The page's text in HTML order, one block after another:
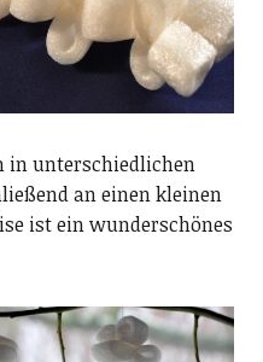
in unterschiedlichen
an einen kleinen
ist ein wunderschönes